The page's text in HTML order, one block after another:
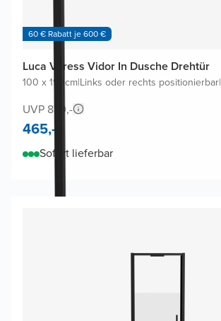
60 € Rabatt je 600 €
Luca Varess Vidor In Dusche Drehtür
100 x 190cm|Links oder rechts positionierbar|
UVP 870,-
465,-
Sofort lieferbar